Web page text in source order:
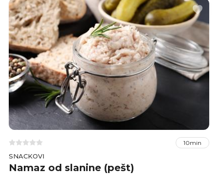
10min
SNACKOVI
Namaz od slanine (pešt)